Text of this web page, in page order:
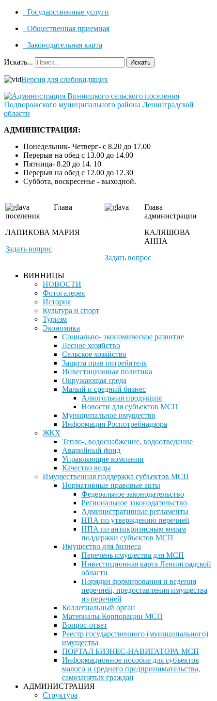
Государственные услуги
Общественная приемная
Законодательная карта
Искать... Искать
Версия для слабовидящих
АДМИНИСТРАЦИЯ:
Понедельник- Четверг- с 8.20 до 17.00
Перерыв на обед с 13.00 до 14.00
Пятница- 8.20 до 14. 10
Перерыв на обед с 12.00 до 12.30
Суббота, воскресенье - выходной.
Глава
поселения
ЛАПИКОВА МАРИЯ
Задать вопрос
Глава
администрации
КАЛЯШОВА
АННА
Задать вопрос
ВИННИЦЫ
НОВОСТИ
Фотогалерея
История
Культура и спорт
Туризм
Экономика
Социально- экономическое развитие
Лесное хозяйство
Сельское хозяйство
Защита прав потребителя
Инвестиционная политика
Окружающая среда
Малый и средний бизнес
Алкогольная продукция
Новости для субъектов МСП
Муниципальное имущество
Информация Роспотребнадзора
ЖКХ
Тепло-, водоснабжение, водоотведение
Аварийный фонд
Управляющие компании
Качество воды
Имущественная поддержка субъектов МСП
Нормативные правовые акты
Федеральное законодательство
Региональное законодательство
Административные регламенты
НПА по утверждению перечней
НПА по антикризисным мерам
поддержки субъектов МСП
Имущество для бизнеса
Перечень имущества для МСП
Инвестиционная карта Ленинградской
области
Порядки формирования и ведения
перечней, предоставления имущества
из перечней
Коллегиальный орган
Материалы Корпорации МСП
Вопрос-ответ
Реестр государственного (муниципального)
имущества
ПОРТАЛ БИЗНЕС-НАВИГАТОРА МСП
Информационное пособие для субъектов
малого и среднего предпринимательства,
самозанятых граждан
АДМИНИСТРАЦИЯ
Структура